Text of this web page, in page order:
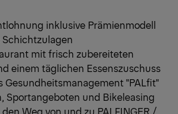
inklusive Prämienmodell
mit frisch zubereiteten
einem täglichen Essenszuschuss
Gesundheitsmanagement "PALfit"
Sportangeboten und Bikeleasing
Weg von und zu PALFINGER /